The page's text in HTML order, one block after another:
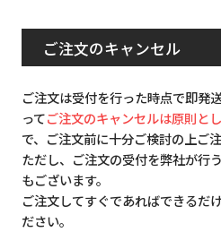
ご注文のキャンセル
ご注文は受付を行った時点で即発
ってご注文のキャンセルは原則と
で、ご注文前に十分ご検討の上ご
ただし、ご注文の受付を弊社が行
もございます。
ご注文してすぐであればできるだ
ださい。